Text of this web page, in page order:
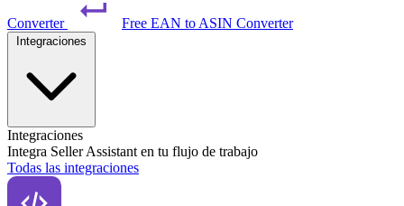
Converter Free EAN to ASIN Converter
Integraciones
Integra Seller Assistant en tu flujo de trabajo
Todas las integraciones